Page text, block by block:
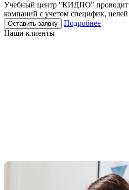
Учебный центр "КИДПО" проводит
компаний с учетом специфик,
Оставить заявку
Подробнее
Наши клиенты